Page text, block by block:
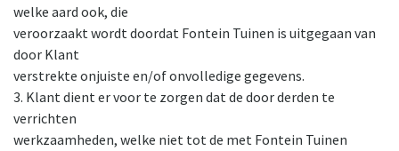
welke aard ook, die
veroorzaakt wordt doordat Fontein Tuinen is uitgegaan van
door Klant
verstrekte onjuiste en/of onvolledige gegevens.
3. Klant dient er voor te zorgen dat de door derden te
verrichten
werkzaamheden, welke niet tot de met Fontein Tuinen